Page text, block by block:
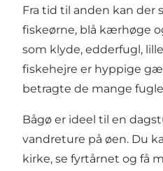
Fra tid til anden kan der
fiskeørne, blå kærhøge
som klyde, edderfugl,
fiskehejre er hyppige
betragte de mange
Bågø er ideel til en
vandreture på øen. Du
kirke, se fyrtårnet og få